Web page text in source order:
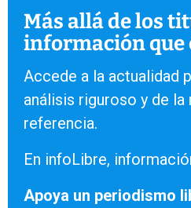
Más allá de los
información que
Accede a la actualidad
análisis riguroso y de la
referencia.
En infoLibre,
Apoya un periodismo